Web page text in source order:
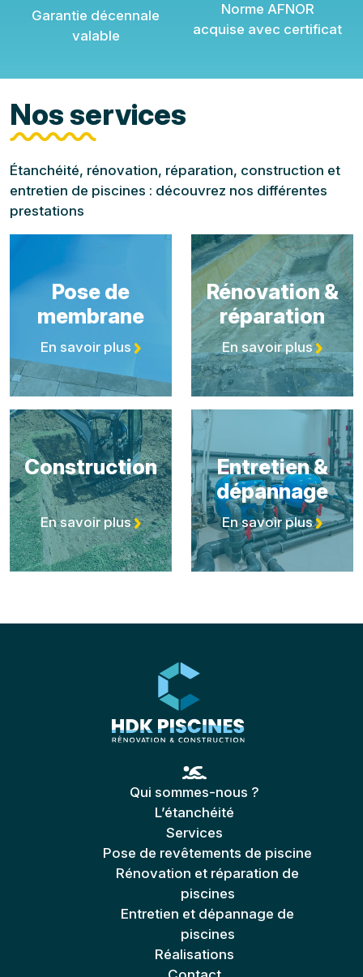
Garantie décennale
valable
Norme AFNOR
acquise avec certificat
Nos services
Étanchéité, rénovation, réparation, construction et
entretien de piscines : découvrez nos différentes
prestations
Pose de
membrane
En savoir plus
Rénovation &
réparation
En savoir plus
Construction
En savoir plus
Entretien &
dépannage
En savoir plus
Qui sommes-nous ?
L’étanchéité
Services
Pose de revêtements de piscine
Rénovation et réparation de
piscines
Entretien et dépannage de
piscines
Réalisations